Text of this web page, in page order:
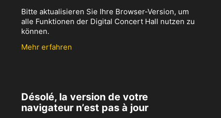
Bitte aktualisieren Sie Ihre Browser-Version, um
alle Funktionen der Digital Concert Hall nutzen zu
können.
Mehr erfahren
Désolé, la version de votre
navigateur n’est pas à jour